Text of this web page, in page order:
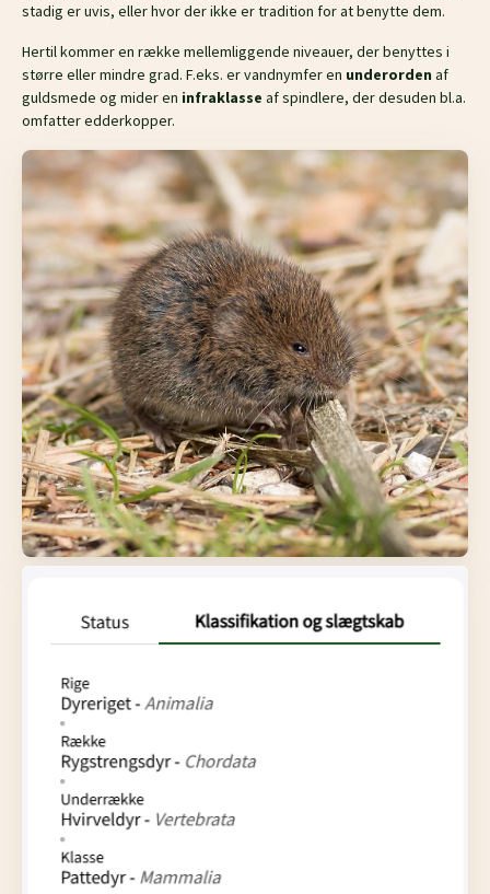
stadig er uvis, eller hvor der ikke er tradition for at benytte dem.
Hertil kommer en række mellemliggende niveauer, der benyttes i
større eller mindre grad. F.eks. er vandnymfer en underorden af
guldsmede og mider en infraklasse af spindlere, der desuden bl.a.
omfatter edderkopper.